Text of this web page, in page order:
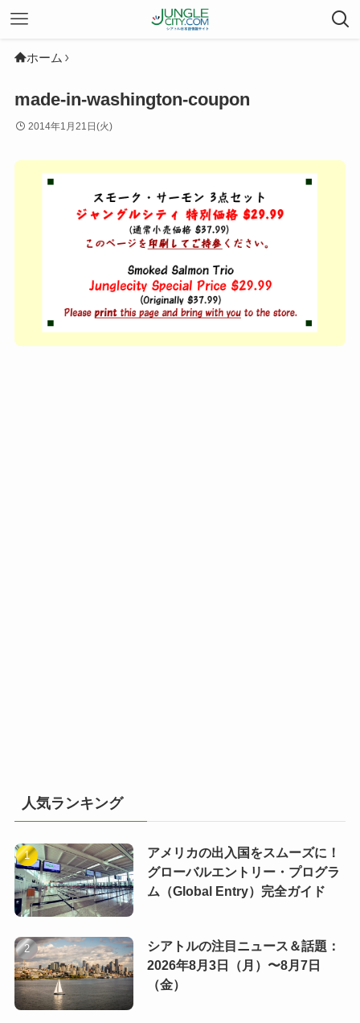
ホーム
made-in-washington-coupon
2014年1月21日(火)
人気ランキング
アメリカの出入国をスムーズに！
グローバルエントリー・プログラ
ム（Global Entry）完全ガイド
シアトルの注目ニュース＆話題：
2026年8月3日（月）〜8月7日
（金）